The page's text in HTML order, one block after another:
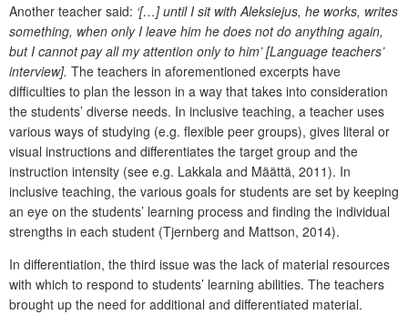
Another teacher said: ‘[…] until I sit with Aleksiejus, he works, writes
something, when only I leave him he does not do anything again,
but I cannot pay all my attention only to him’ [Language teachers’
interview]. The teachers in aforementioned excerpts have
difficulties to plan the lesson in a way that takes into consideration
the students’ diverse needs. In inclusive teaching, a teacher uses
various ways of studying (e.g. flexible peer groups), gives literal or
visual instructions and differentiates the target group and the
instruction intensity (see e.g. Lakkala and Määttä, 2011). In
inclusive teaching, the various goals for students are set by keeping
an eye on the students’ learning process and finding the individual
strengths in each student (Tjernberg and Mattson, 2014).
In differentiation, the third issue was the lack of material resources
with which to respond to students’ learning abilities. The teachers
brought up the need for additional and differentiated material.